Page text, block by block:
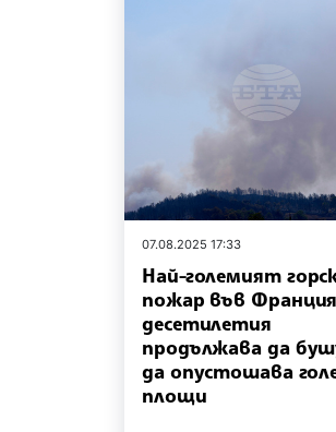
07.08.2025 17:33
Най-големият
пожар във
десетилетия
продължава да
да опустошава
площи